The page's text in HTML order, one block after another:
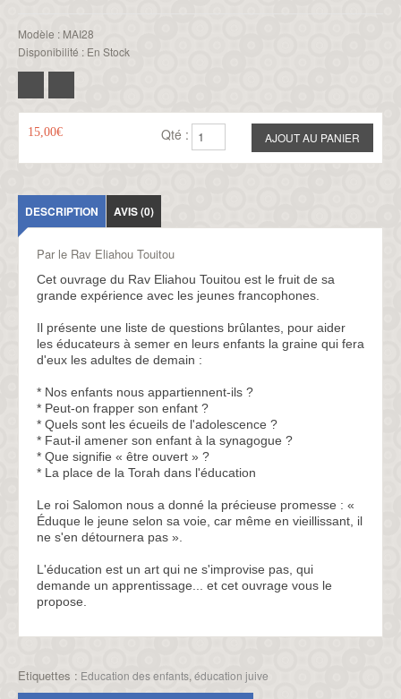
Modèle : MAI28
Disponibilité : En Stock
15,00€ Qté :
DESCRIPTION AVIS (0)
Par le Rav Eliahou Touitou
Cet ouvrage du Rav Eliahou Touitou est le fruit de sa
grande expérience avec les jeunes francophones.
Il présente une liste de questions brûlantes, pour aider
les éducateurs à semer en leurs enfants la graine qui fera
d'eux les adultes de demain :
* Nos enfants nous appartiennent-ils ?
* Peut-on frapper son enfant ?
* Quels sont les écueils de l'adolescence ?
* Faut-il amener son enfant à la synagogue ?
* Que signifie « être ouvert » ?
* La place de la Torah dans l'éducation
Le roi Salomon nous a donné la précieuse promesse : «
Éduque le jeune selon sa voie, car même en vieillissant, il
ne s'en détournera pas ».
L'éducation est un art qui ne s'improvise pas, qui
demande un apprentissage... et cet ouvrage vous le
propose.
Etiquettes : Education des enfants, éducation juive